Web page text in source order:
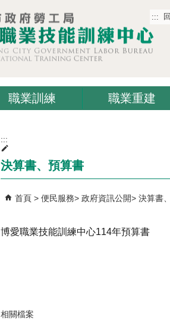
:::
職業訓練 職業重建
:::
決算書、預算書
首頁 便民服務 政府資訊公開 決算書
博愛職業技能訓練中心114年預算書
相關檔案